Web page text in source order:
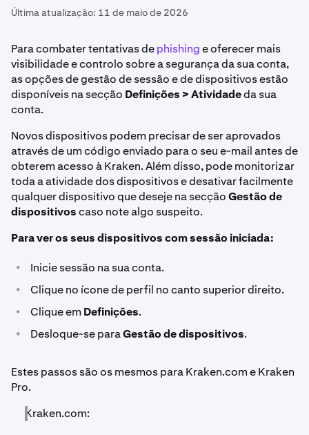
Última atualização: 11 de maio de 2026
Para combater tentativas dephishinge oferecer mais
visibilidade e controlo sobre a segurança da sua conta,
as opções de gestão de sessão e de dispositivos estão
disponíveis na secção Definições > Atividadeda sua
conta.
Novos dispositivos podem precisar de ser aprovados
através de um código enviado para o seu e-mail antes de
obterem acesso à Kraken. Além disso, pode monitorizar
toda a atividade dos dispositivos e desativar facilmente
qualquer dispositivo que deseje na secçãoGestão de
dispositivoscaso note algo suspeito.
Para ver os seus dispositivos com sessão iniciada:
• Inicie sessão na sua conta.
• Clique no ícone de perfil no canto superior direito.
• Clique em Definições.
• Desloque-se paraGestão de dispositivos.
Estes passos são os mesmos para Kraken.com e Kraken
Pro.
Kraken.com: